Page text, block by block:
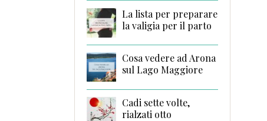
La lista per preparare
la valigia per il parto
Cosa vedere ad Arona
sul Lago Maggiore
Cadi sette volte,
rialzati otto